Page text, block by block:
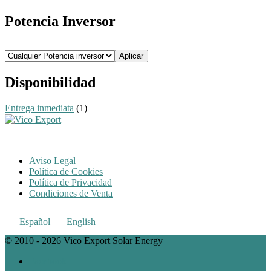
Potencia Inversor
Aplicar
Disponibilidad
Entrega inmediata (1)
Aviso Legal
Política de Cookies
Política de Privacidad
Condiciones de Venta
Español
English
© 2010 - 2026 Vico Export Solar Energy